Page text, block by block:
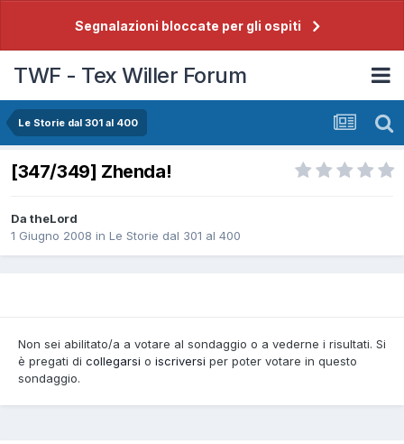
Segnalazioni bloccate per gli ospiti
TWF - Tex Willer Forum
Le Storie dal 301 al 400
[347/349] Zhenda!
Da theLord
1 Giugno 2008 in Le Storie dal 301 al 400
Non sei abilitato/a a votare al sondaggio o a vederne i risultati. Si
è pregati di collegarsi o iscriversi per poter votare in questo
sondaggio.